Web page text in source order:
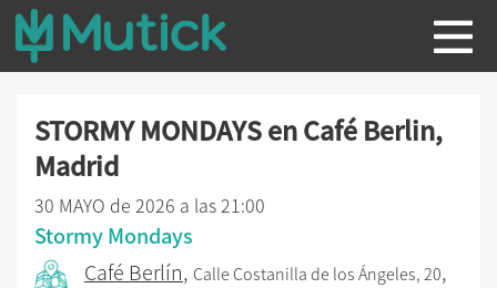
STORMY MONDAYS en Café Berlin,
Madrid
30 MAYO de 2026 a las 21:00
Stormy Mondays
Café Berlín, Calle Costanilla de los Ángeles, 20,